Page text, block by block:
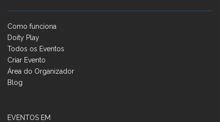
Como funciona
Doity Play
Todos os Eventos
Criar Evento
Área do Organizador
Blog
EVENTOS EM